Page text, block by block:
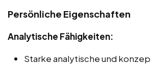
Persönliche Eigenschaften
Analytische Fähigkeiten:
Starke analytische und